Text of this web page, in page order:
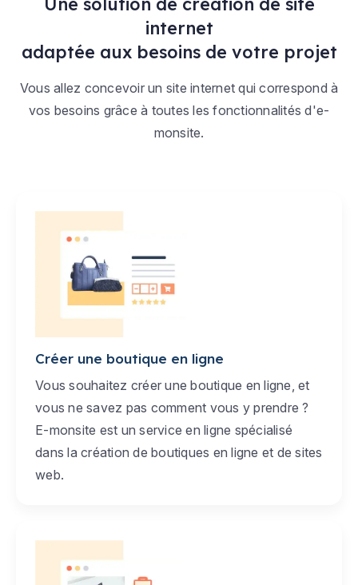
internet
adaptée aux besoins de votre projet
Vous allez concevoir un site internet qui correspond à
vos besoins grâce à toutes les fonctionnalités d'e-
monsite.
Créer une boutique en ligne
Vous souhaitez créer une boutique en ligne, et
vous ne savez pas comment vous y prendre ?
E-monsite est un service en ligne spécialisé
dans la création de boutiques en ligne et de sites
web.